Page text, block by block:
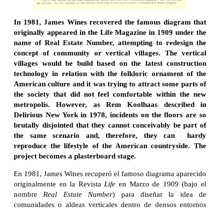
In 1981, James Wines recovered the famous diagram that
originally appeared in the Life Magazine in 1909 under the
name of Real Estate Number, attempting to redesign the
concept of community or vertical villages. The vertical
villages would be build based on the latest construction
technology in relation with the folkloric ornament of the
American culture and it was trying to attract some parts of
the society that did not feel comfortable within the new
metropolis. However, as Rem Koolhaas described in
Delirious New York in 1978, incidents on the floors are so
brutally disjointed that they cannot conceivably be part of
the same scenario and, therefore, they can hardy
reproduce the lifestyle of the American countryside. The
project becomes a plasterboard stage.
En 1981, James Wines recuperó el famoso diagrama aparecido
originalmente en la Revista Life en Marzo de 1909 (bajo el
nombre Real Estate Number) para diseñar la idea de
comunidades o aldeas verticales dentro de densos entornos